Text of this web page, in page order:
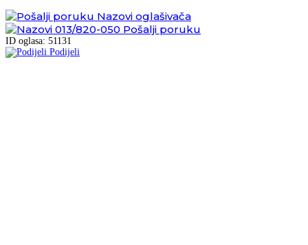
Nazovi oglašivača
013/820-050 Pošalji poruku
ID oglasa: 51131
Podijeli